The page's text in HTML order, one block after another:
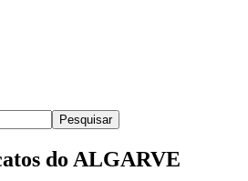
Pesquisar
do ALGARVE